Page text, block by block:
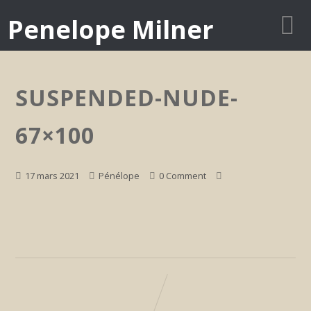
Penelope Milner
SUSPENDED-NUDE-
67×100
17 mars 2021 Pénélope 0 Comment